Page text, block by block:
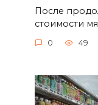
После
стоимости
0 49